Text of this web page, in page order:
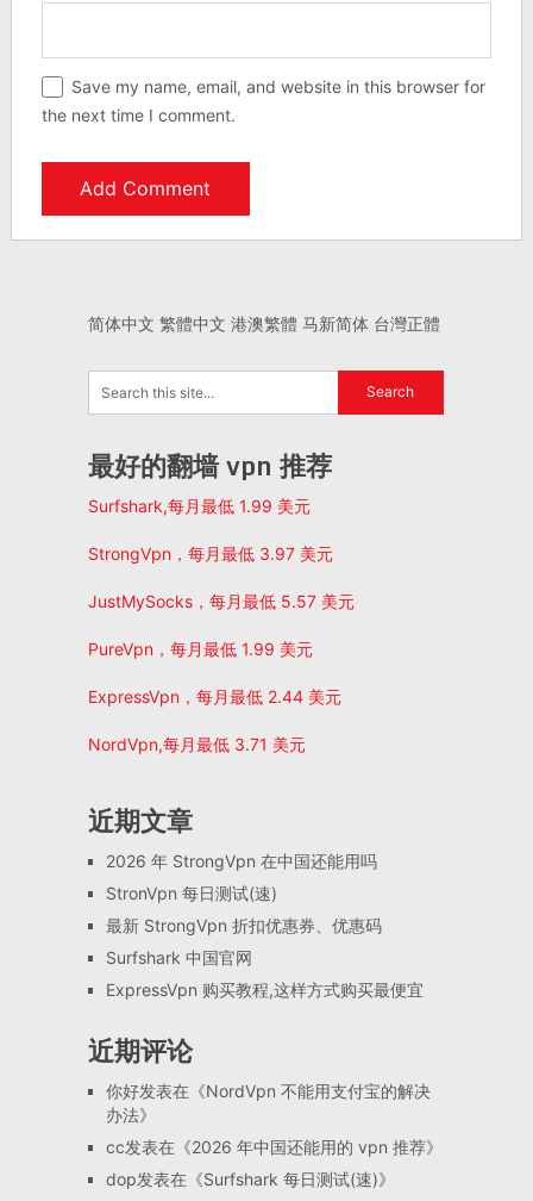
Save my name, email, and website in this browser for
the next time I comment.
简体中文 繁體中文 港澳繁體 马新简体 台灣正體
最好的翻墙 vpn 推荐
Surfshark,每月最低 1.99 美元
StrongVpn，每月最低 3.97 美元
JustMySocks，每月最低 5.57 美元
PureVpn，每月最低 1.99 美元
ExpressVpn，每月最低 2.44 美元
NordVpn,每月最低 3.71 美元
近期文章
2026 年 StrongVpn 在中国还能用吗
StronVpn 每日测试(速)
最新 StrongVpn 折扣优惠券、优惠码
Surfshark 中国官网
ExpressVpn 购买教程,这样方式购买最便宜
近期评论
你好发表在《NordVpn 不能用支付宝的解决
办法》
cc发表在《2026 年中国还能用的 vpn 推荐》
dop发表在《Surfshark 每日测试(速)》